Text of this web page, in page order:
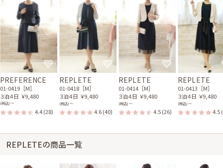
PREFERENCE
01-0419［M］
３泊４日 ￥9,480
(税込) 〜
4.4(28)
REPLETE
01-0418［M］
３泊４日 ￥9,480
(税込) 〜
4.6(40)
REPLETE
01-0414［M］
３泊４日 ￥9,480
(税込) 〜
4.5(26)
REPLETE
01-0413［M］
３泊４日 ￥9,480
(税込) 〜
4.5
REPLETEの商品一覧